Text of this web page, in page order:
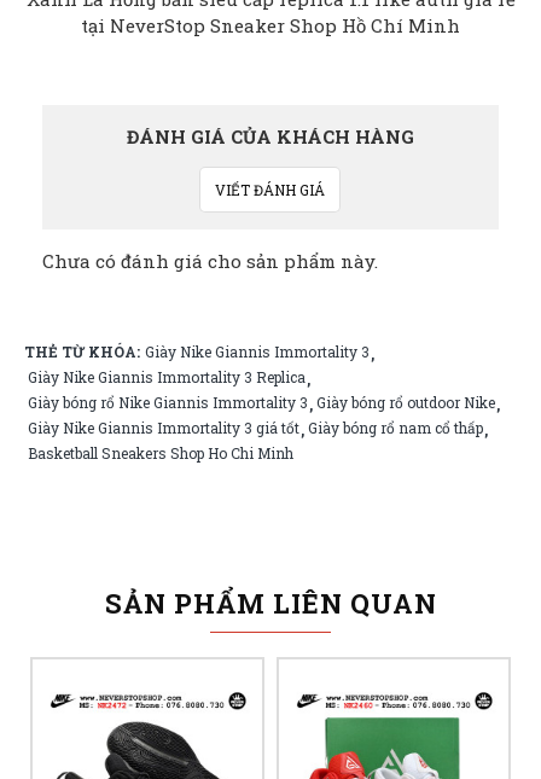
ĐÁNH GIÁ CỦA KHÁCH HÀNG
VIẾT ĐÁNH GIÁ
Chưa có đánh giá cho sản phẩm này.
THẺ TỪ KHÓA: Giày Nike Giannis Immortality 3,
Giày Nike Giannis Immortality 3 Replica,
Giày bóng rổ Nike Giannis Immortality 3,Giày bóng rổ outdoor Nike,
Giày Nike Giannis Immortality 3 giá tốt,Giày bóng rổ nam cổ thấp,
Basketball Sneakers Shop Ho Chi Minh
SẢN PHẨM LIÊN QUAN